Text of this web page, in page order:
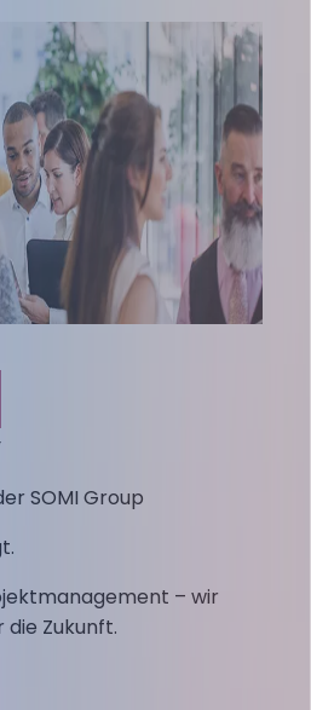
SOMI Group
– wir
Zukunft.